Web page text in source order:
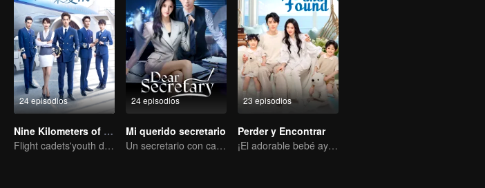
24 episodios
Nine Kilometers of Love
Flight cadets'youth dream-driven journey
24 episodios
Mi querido secretario
Un secretario con cara fría atrae a su bella jefa
23 episodios
Perder y Encontrar
¡El adorable bebé ayuda, papá al tanto!